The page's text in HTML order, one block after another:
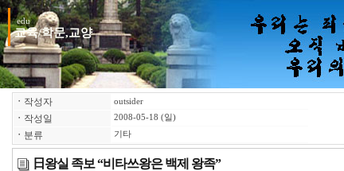
edu
교육/학문,교양
ㆍ 작성자 outsider
ㆍ 작성일 2008-05-18 (일)
ㆍ 분류 기타
日왕실 족보 “비타쓰왕은 백제 왕족”